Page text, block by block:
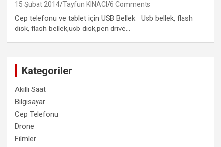
15 Şubat 2014 Tayfun KINACI 6 Comments
Cep telefonu ve tablet için USB Bellek Usb bellek, flash
disk, flash bellek,usb disk,pen drive…
Kategoriler
Akıllı Saat
Bilgisayar
Cep Telefonu
Drone
Filmler